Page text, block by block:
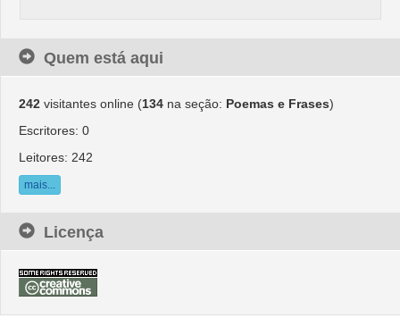
Quem está aqui
242 visitantes online (134 na seção: Poemas e Frases)
Escritores: 0
Leitores: 242
mais...
Licença